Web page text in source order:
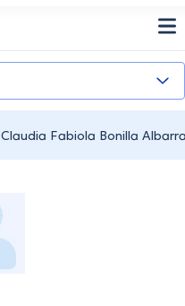
Claudia Fabiola Bonilla